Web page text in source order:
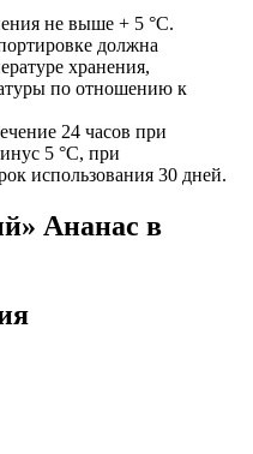
не выше + 5 °C.
должна
хранения,
по отношению к
24 часов при
5 °C, при
использования 30 дней.
Ананас в